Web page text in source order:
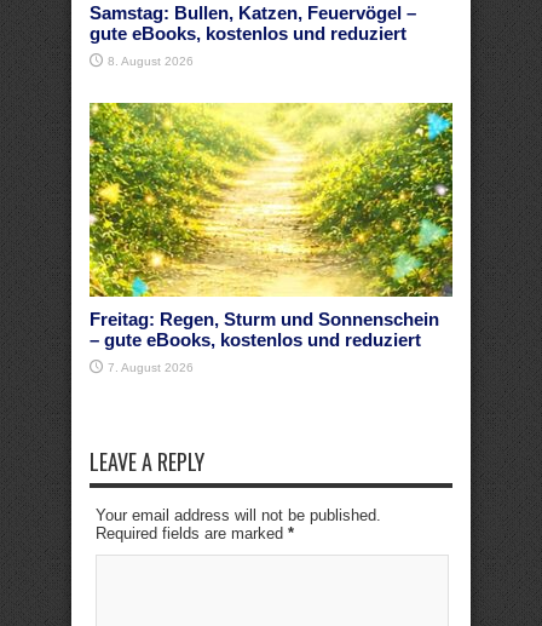
Samstag: Bullen, Katzen, Feuervögel –
gute eBooks, kostenlos und reduziert
8. August 2026
Freitag: Regen, Sturm und Sonnenschein
– gute eBooks, kostenlos und reduziert
7. August 2026
LEAVE A REPLY
Your email address will not be published.
Required fields are marked *